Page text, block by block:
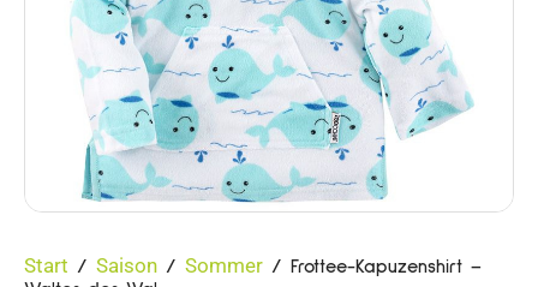
Start / Saison / Sommer / Frottee-Kapuzenshirt –